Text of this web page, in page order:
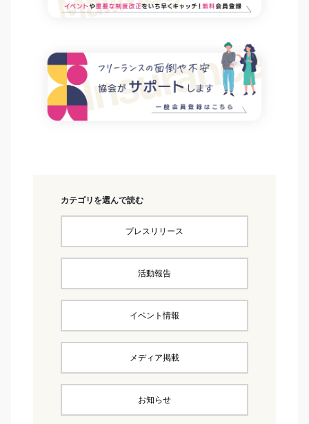
カテゴリを選んで読む
プレスリリース
活動報告
イベント情報
メディア掲載
お知らせ